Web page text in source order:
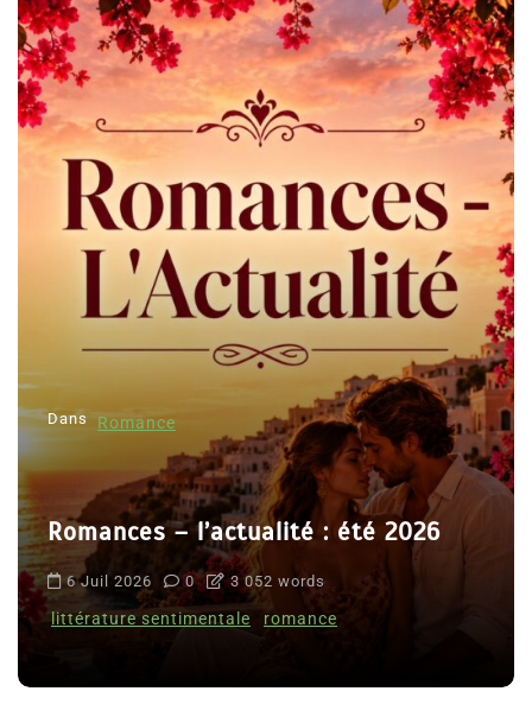
Dans Romance
Romances – l’actualité : été 2026
6 Juil 2026 0 3 052 words
littérature sentimentale romance